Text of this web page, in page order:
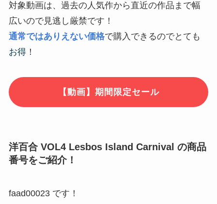
対象動画は、過去の人気作から直近の作品まで幅
広いので見逃し厳禁です！
通常ではありえない価格で購入できるのでとても
お得！
【動画】期間限定セール
洋百合 VOL4 Lesbos Island Carnival の商品
番号をご紹介！
faad00023 です！